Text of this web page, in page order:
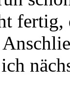
fertig,